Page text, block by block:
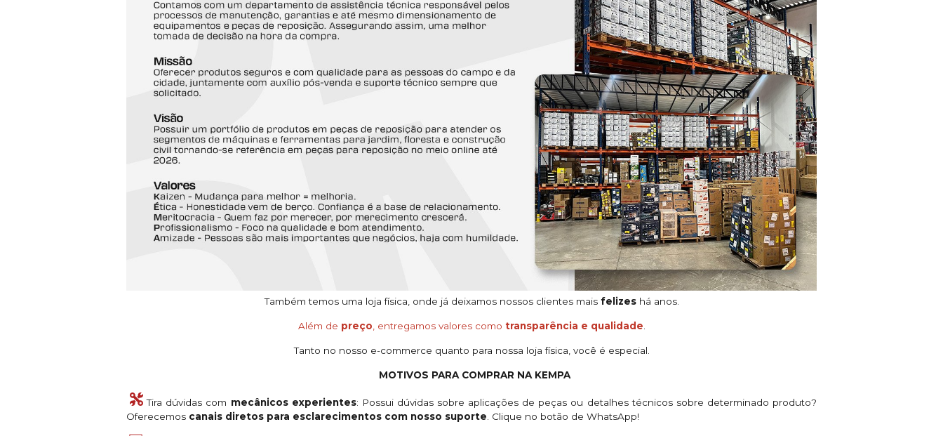
Também temos uma loja física, onde já deixamos nossos clientes mais felizeshá anos.
Além de preço, entregamos valores como transparência e qualidade.
Tanto no nosso e-commerce quanto para nossa loja física, você é especial.
MOTIVOS PARA COMPRAR NA KEMPA
Tira dúvidas com mecânicos experientes: Possui dúvidas sobre aplicações de peças ou detalhes técnicos sobre determinado produto?
Oferecemos canais diretos para esclarecimentos com nosso suporte. Clique no botão de WhatsApp!